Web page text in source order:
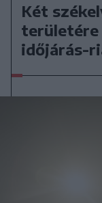
Két
területére
időjárás-